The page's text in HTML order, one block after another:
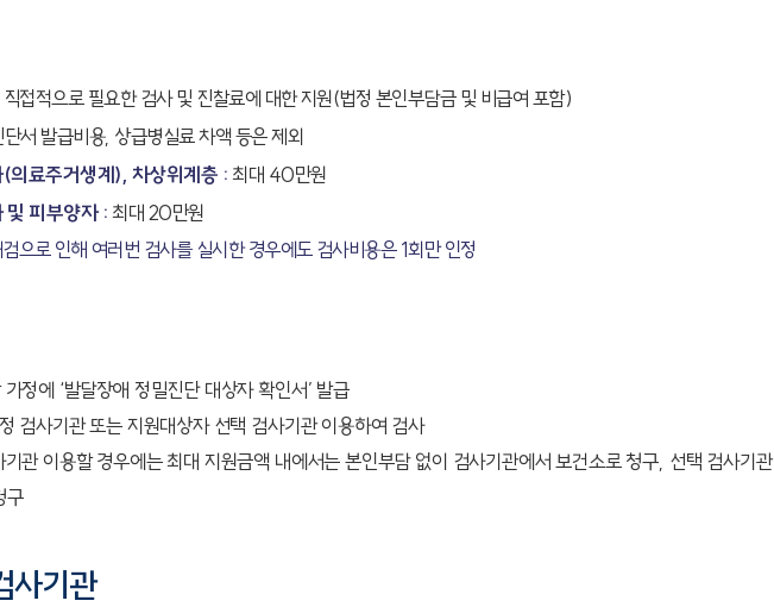
접적으로 필요한 검사 및 진찰료에 대한 지원(법정 본인부담금 및 비급여 포함)
서 발급비용, 상급병실료 차액 등은 제외
의료주거생계), 차상위계층 :최대 40만원
및 피부양자 :최대 20만원
으로 인해 여러번 검사를 실시한 경우에도 검사비용은 1회만 인정
정에 ‘발달장애 정밀진단 대상자 확인서’ 발급
검사기관 또는 지원대상자 선택 검사기관 이용하여 검사
관 이용할 경우에는 최대 지원금액 내에서는 본인부담 없이 검사기관에서 보건소로 청구, 선택 검사기
구
사기관